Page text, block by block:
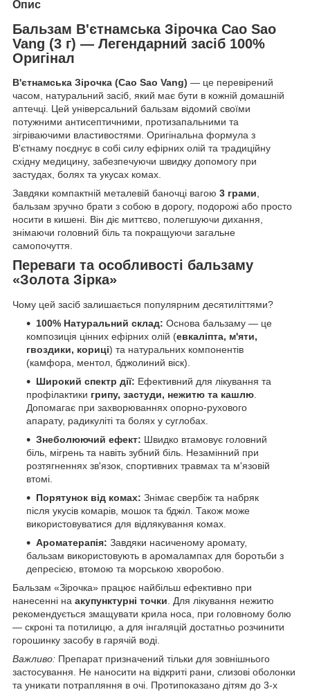
Опис
Бальзам В'єтнамська Зірочка Cao Sao
Vang (3 г) — Легендарний засіб 100%
Оригінал
В'єтнамська Зірочка (Cao Sao Vang) — це перевірений
часом, натуральний засіб, який має бути в кожній домашній
аптечці. Цей універсальний бальзам відомий своїми
потужними антисептичними, протизапальними та
зігріваючими властивостями. Оригінальна формула з
В'єтнаму поєднує в собі силу ефірних олій та традиційну
східну медицину, забезпечуючи швидку допомогу при
застудах, болях та укусах комах.
Завдяки компактній металевій баночці вагою 3 грами,
бальзам зручно брати з собою в дорогу, подорожі або просто
носити в кишені. Він діє миттєво, полегшуючи дихання,
знімаючи головний біль та покращуючи загальне
самопочуття.
Переваги та особливості бальзаму
«Золота Зірка»
Чому цей засіб залишається популярним десятиліттями?
100% Натуральний склад: Основа бальзаму — це
композиція цінних ефірних олій (евкаліпта, м'яти,
гвоздики, кориці) та натуральних компонентів
(камфора, ментол, бджолиний віск).
Широкий спектр дії: Ефективний для лікування та
профілактики грипу, застуди, нежитю та кашлю
Допомагає при захворюваннях опорно-рухового
апарату, радикуліті та болях у суглобах.
Знеболюючий ефект: Швидко втамовує головний
біль, мігрень та навіть зубний біль. Незамінний при
розтягненнях зв'язок, спортивних травмах та м'язовій
втомі.
Порятунок від комах: Знімає свербіж та набряк
після укусів комарів, мошок та бджіл. Також може
використовуватися для відлякування комах.
Ароматерапія: Завдяки насиченому аромату,
бальзам використовують в аромалампах для боротьби з
депресією, втомою та морською хворобою.
Бальзам «Зірочка» працює найбільш ефективно при
нанесенні на акупунктурні точки . Для лікування нежитю
рекомендується змащувати крила носа, при головному болю
— скроні та потилицю, а для інгаляцій достатньо розчинити
горошинку засобу в гарячій воді.
Важливо: Препарат призначений тільки для зовнішнього
застосування. Не наносити на відкриті рани, слизові оболонки
та уникати потрапляння в очі. Протипоказано дітям до 3-х